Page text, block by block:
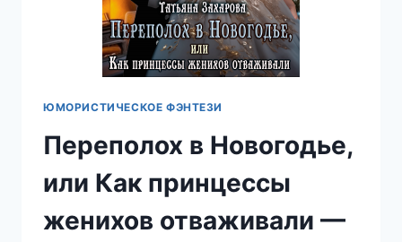
ЮМОРИСТИЧЕСКОЕ ФЭНТЕЗИ
Переполох в Новогодье,
или Как принцессы
женихов отваживали —